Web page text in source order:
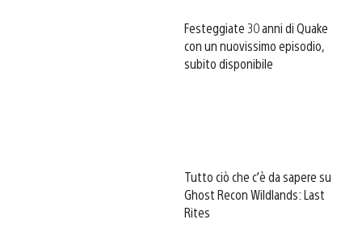
Festeggiate 30 anni di Quake
con un nuovissimo episodio,
subito disponibile
Tutto ciò che c’è da sapere su
Ghost Recon Wildlands: Last
Rites